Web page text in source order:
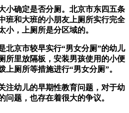
小确定是否分厕。北京市东四五条
班和大班的小朋友上厕所实行完全
小，上厕所是分区域的。
北京市较早实行“男女分厕”的幼儿
所里放隔板，安装男孩使用的小便
上厕所等措施进行“男女分厕”。
注幼儿的早期性教育问题，对于幼
问题，也存在着很大的争议。